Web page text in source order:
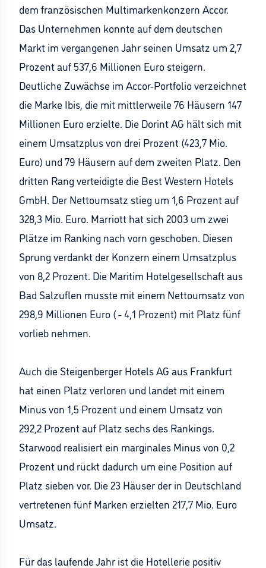
dem französischen Multimarkenkonzern Accor.
Das Unternehmen konnte auf dem deutschen
Markt im vergangenen Jahr seinen Umsatz um 2,7
Prozent auf 537,6 Millionen Euro steigern.
Deutliche Zuwächse im Accor-Portfolio verzeichnet
die Marke Ibis, die mit mittlerweile 76 Häusern 147
Millionen Euro erzielte. Die Dorint AG hält sich mit
einem Umsatzplus von drei Prozent (423,7 Mio.
Euro) und 79 Häusern auf dem zweiten Platz. Den
dritten Rang verteidigte die Best Western Hotels
GmbH. Der Nettoumsatz stieg um 1,6 Prozent auf
328,3 Mio. Euro. Marriott hat sich 2003 um zwei
Plätze im Ranking nach vorn geschoben. Diesen
Sprung verdankt der Konzern einem Umsatzplus
von 8,2 Prozent. Die Maritim Hotelgesellschaft aus
Bad Salzuflen musste mit einem Nettoumsatz von
298,9 Millionen Euro ( - 4,1 Prozent) mit Platz fünf
vorlieb nehmen.
Auch die Steigenberger Hotels AG aus Frankfurt
hat einen Platz verloren und landet mit einem
Minus von 1,5 Prozent und einem Umsatz von
292,2 Prozent auf Platz sechs des Rankings.
Starwood realisiert ein marginales Minus von 0,2
Prozent und rückt dadurch um eine Position auf
Platz sieben vor. Die 23 Häuser der in Deutschland
vertretenen fünf Marken erzielten 217,7 Mio. Euro
Umsatz.
Für das laufende Jahr ist die Hotellerie positiv